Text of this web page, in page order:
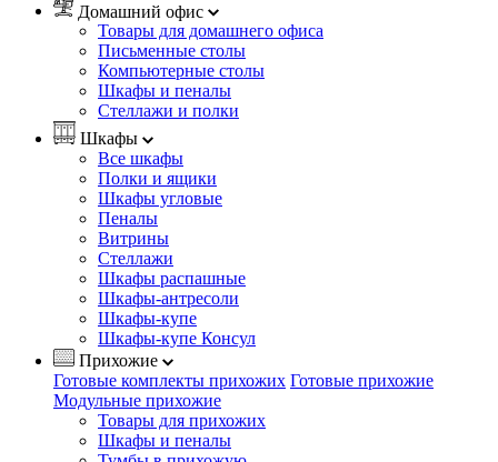
Домашний офис
Товары для домашнего офиса
Письменные столы
Компьютерные столы
Шкафы и пеналы
Стеллажи и полки
Шкафы
Все шкафы
Полки и ящики
Шкафы угловые
Пеналы
Витрины
Стеллажи
Шкафы распашные
Шкафы-антресоли
Шкафы-купе
Шкафы-купе Консул
Прихожие
Готовые комплекты прихожих Готовые прихожие
Модульные прихожие
Товары для прихожих
Шкафы и пеналы